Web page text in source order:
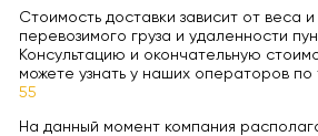
Стоимость доставки зависит от веса
перевозимого груза и удаленности
Консультацию и окончательную
можете узнать у наших операторов по
55
На данный момент компания